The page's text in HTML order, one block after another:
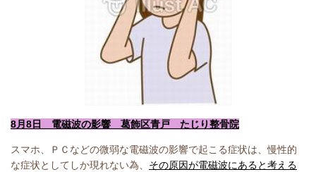
8月8日 電磁波の影響 葛飾区青戸 たじり整骨院
スマホ、ＰＣなどの微弱な電磁波の影響で起こる症状は、慢性的
な症状としてしか現れない為、 その原因が電磁波にあると考える